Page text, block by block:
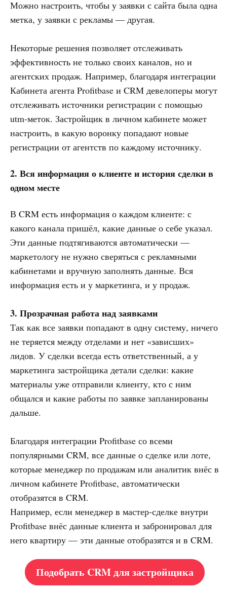
Можно настроить, чтобы у заявки с сайта была одна
метка, у заявки с рекламы — другая.
Некоторые решения позволяет отслеживать
эффективность не только своих каналов, но и
агентских продаж. Например, благодаря интеграции
Кабинета агента Profitbase и CRM девелоперы могут
отслеживать источники регистрации с помощью
utm-меток. Застройщик в личном кабинете может
настроить, в какую воронку попадают новые
регистрации от агентств по каждому источнику.
2. Вся информация о клиенте и история сделки в
одном месте
В CRM есть информация о каждом клиенте: с
какого канала пришёл, какие данные о себе указал.
Эти данные подтягиваются автоматически —
маркетологу не нужно сверяться с рекламными
кабинетами и вручную заполнять данные. Вся
информация есть и у маркетинга, и у продаж.
3. Прозрачная работа над заявками
Так как все заявки попадают в одну систему, ничего
не теряется между отделами и нет «зависших»
лидов. У сделки всегда есть ответственный, а у
маркетинга застройщика детали сделки: какие
материалы уже отправили клиенту, кто с ним
общался и какие работы по заявке запланированы
дальше.
Благодаря интеграции Profitbase со всеми
популярными CRM, все данные о сделке или лоте,
которые менеджер по продажам или аналитик внёс в
личном кабинете Profitbase, автоматически
отобразятся в CRM.
Например, если менеджер в мастер-сделке внутри
Profitbase внёс данные клиента и забронировал для
него квартиру — эти данные отобразятся и в CRM.
Подобрать CRM для застройщика